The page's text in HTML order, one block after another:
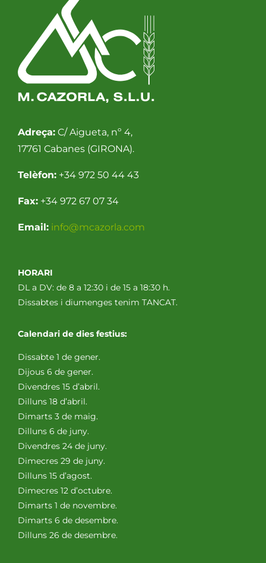
Adreça:C/ Aigueta, nº 4,
17761 Cabanes (GIRONA).
Telèfon:+34 972 50 44 43
Fax:+34 972 67 07 34
Email: info@mcazorla.com
HORARI
DL a DV: de 8 a 12:30 i de 15 a 18:30 h.
Dissabtes i diumenges tenim TANCAT.
Calendari de dies festius:
Dissabte 1 de gener.
Dijous 6 de gener.
Divendres 15 d’abril.
Dilluns 18 d’abril.
Dimarts 3 de maig.
Dilluns 6 de juny.
Divendres 24 de juny.
Dimecres 29 de juny.
Dilluns 15 d’agost.
Dimecres 12 d’octubre.
Dimarts 1 de novembre.
Dimarts 6 de desembre.
Dilluns 26 de desembre.